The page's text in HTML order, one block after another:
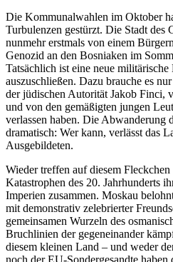
Die Kommunalwahlen im Oktober
Turbulenzen gestürzt. Die Stadt des
nunmehr erstmals von einem
Genozid an den Bosniaken im
Tatsächlich ist eine neue
auszuschließen. Dazu brauche es
der jüdischen Autorität Jakob Finci,
und von den gemäßigten jungen
verlassen haben. Die Abwanderung
dramatisch: Wer kann, verlässt das
Ausgebildeten.
Wieder treffen auf diesem
Katastrophen des 20. Jahrhunderts
Imperien zusammen. Moskau
mit demonstrativ zelebrierter
gemeinsamen Wurzeln des
Bruchlinien der gegeneinander
diesem kleinen Land – und weder
noch der EU-Sondergesandte